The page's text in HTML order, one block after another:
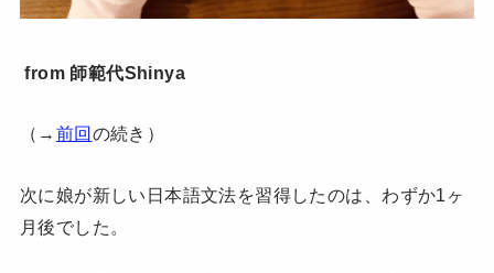
from 師範代Shinya
（→ 前回 の続き）
次に娘が新しい日本語文法を習得したのは、わずか1ヶ
月後でした。